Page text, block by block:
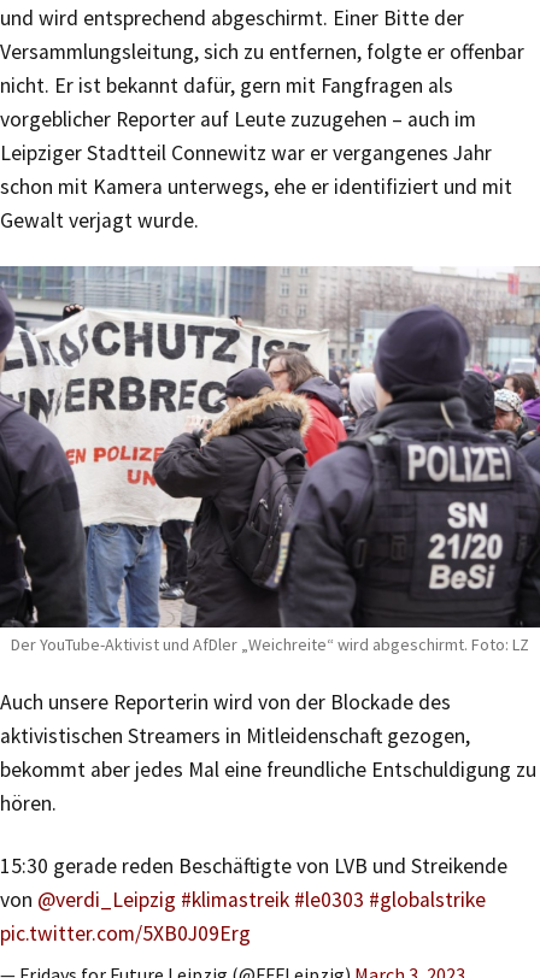
und wird entsprechend abgeschirmt. Einer Bitte der
Versammlungsleitung, sich zu entfernen, folgte er offenbar
nicht. Er ist bekannt dafür, gern mit Fangfragen als
vorgeblicher Reporter auf Leute zuzugehen – auch im
Leipziger Stadtteil Connewitz war er vergangenes Jahr
schon mit Kamera unterwegs, ehe er identifiziert und mit
Gewalt verjagt wurde.
Der YouTube-Aktivist und AfDler „Weichreite“ wird abgeschirmt. Foto: LZ
Auch unsere Reporterin wird von der Blockade des
aktivistischen Streamers in Mitleidenschaft gezogen,
bekommt aber jedes Mal eine freundliche Entschuldigung zu
hören.
15:30 gerade reden Beschäftigte von LVB und Streikende
von @verdi_Leipzig #klimastreik #le0303 #globalstrike
pic.twitter.com/5XB0J09Erg